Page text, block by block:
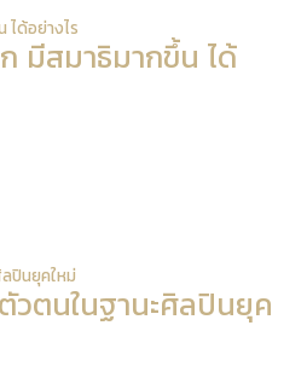
ได้อย่างไร
มีสมาธิมากขึ้น ได้
ปินยุคใหม่
วตนในฐานะศิลปินยุค